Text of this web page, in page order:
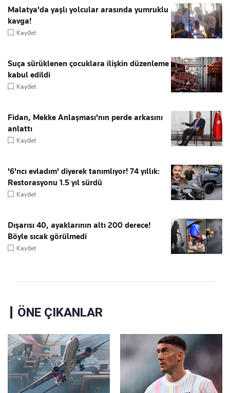
Malatya'da yaşlı yolcular arasında yumruklu
kavga!
Kaydet
Suça sürüklenen çocuklara ilişkin düzenleme
kabul edildi
Kaydet
Fidan, Mekke Anlaşması'nın perde arkasını
anlattı
Kaydet
'6'ncı evladım' diyerek tanımlıyor! 74 yıllık:
Restorasyonu 1.5 yıl sürdü
Kaydet
Dışarısı 40, ayaklarının altı 200 derece!
Böyle sıcak görülmedi
Kaydet
ÖNE ÇIKANLAR